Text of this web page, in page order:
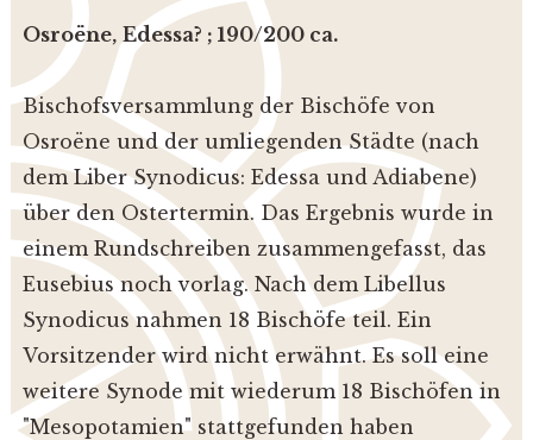
Osroëne, Edessa? ; 190/200 ca.
Bischofsversammlung der Bischöfe von
Osroëne und der umliegenden Städte (nach
dem Liber Synodicus: Edessa und Adiabene)
über den Ostertermin. Das Ergebnis wurde in
einem Rundschreiben zusammengefasst, das
Eusebius noch vorlag. Nach dem Libellus
Synodicus nahmen 18 Bischöfe teil. Ein
Vorsitzender wird nicht erwähnt. Es soll eine
weitere Synode mit wiederum 18 Bischöfen in
"Mesopotamien" stattgefunden haben